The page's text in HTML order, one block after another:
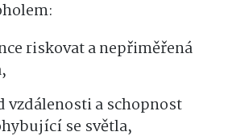
riskovat a nepřiměřená
vzdálenosti a schopnost
se světla,